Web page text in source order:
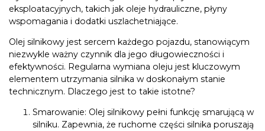
eksploatacyjnych, takich jak oleje hydrauliczne, płyny
wspomagania i dodatki uszlachetniające.
Olej silnikowy jest sercem każdego pojazdu, stanowiącym
niezwykle ważny czynnik dla jego długowieczności i
efektywności. Regularna wymiana oleju jest kluczowym
elementem utrzymania silnika w doskonałym stanie
technicznym. Dlaczego jest to takie istotne?
Smarowanie: Olej silnikowy pełni funkcję smarującą w
silniku. Zapewnia, że ruchome części silnika poruszają